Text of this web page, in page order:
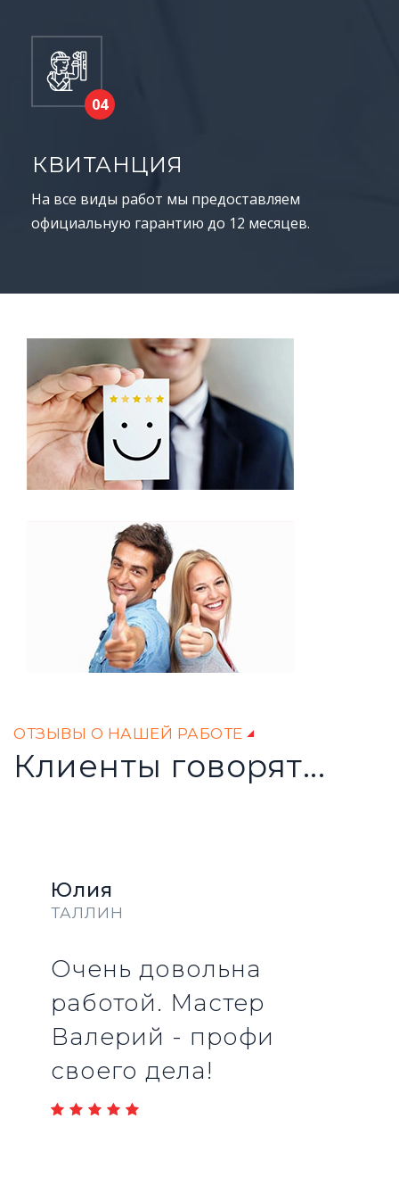
КВИТАНЦИЯ
На все виды работ мы предоставляем
официальную гарантию до 12 месяцев.
ОТЗЫВЫ О НАШЕЙ РАБОТЕ
Клиенты говорят...
Элла
ТАЛЛИН
Отличная работа!
Мастер как и обещал
сделал все быстро и
качественно.
Рекомендую!